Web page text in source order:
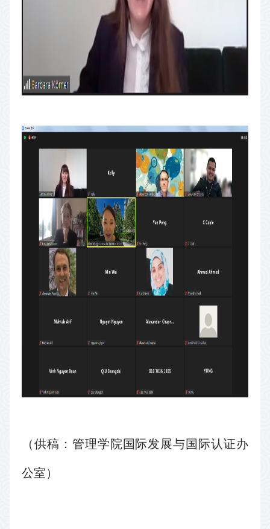
（供稿： 管理学院国际发展与国际认证办
公室）